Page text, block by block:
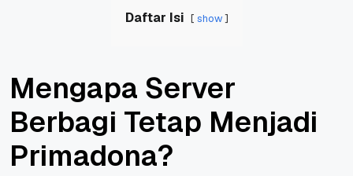
Daftar Isi show
Mengapa Server
Berbagi Tetap Menjadi
Primadona?